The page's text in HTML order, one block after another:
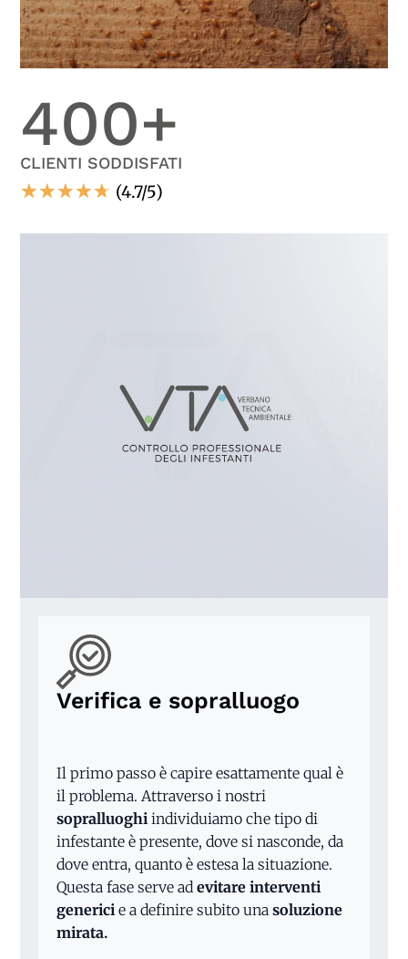
400+
CLIENTI SODDISFATI
☆☆☆☆☆ (4.7/5)
Verifica e sopralluogo
Il primo passo è capire esattamente qual è
il problema. Attraverso i nostri
sopralluoghi individuiamo che tipo di
infestante è presente, dove si nasconde, da
dove entra, quanto è estesa la situazione.
Questa fase serve ad evitare interventi
generici e a definire subito unasoluzione
mirata.